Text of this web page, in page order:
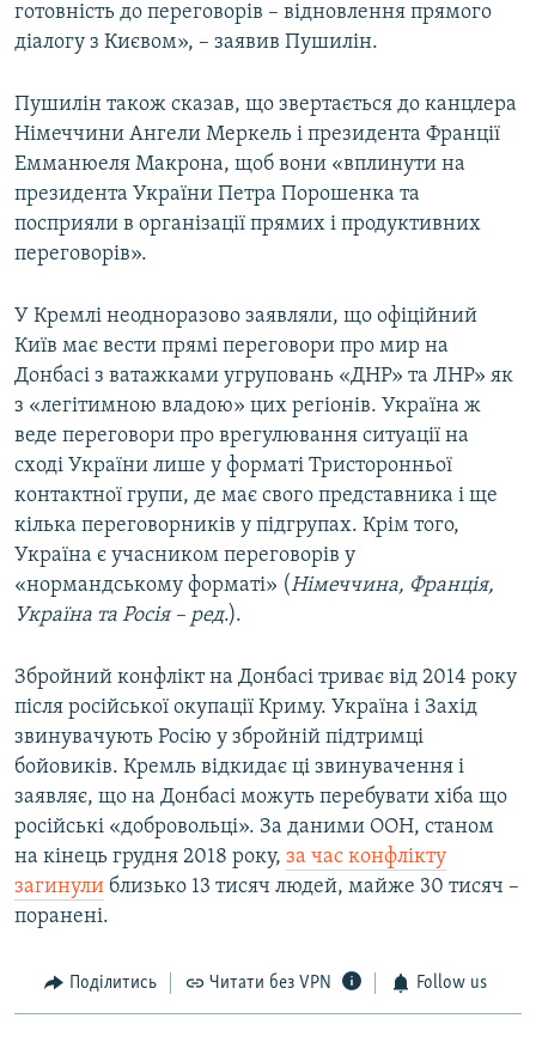
готовність до переговорів – відновлення прямого
діалогу з Києвом», – заявив Пушилін.
Пушилін також сказав, що звертається до канцлера
Німеччини Ангели Меркель і президента Франції
Емманюеля Макрона, щоб вони «вплинути на
президента України Петра Порошенка та
посприяли в організації прямих і продуктивних
переговорів».
У Кремлі неодноразово заявляли, що офіційний
Київ має вести прямі переговори про мир на
Донбасі з ватажками угруповань «ДНР» та ЛНР» як
з «легітимною владою» цих регіонів. Україна ж
веде переговори про врегулювання ситуації на
сході України лише у форматі Тристоронньої
контактної групи, де має свого представника і ще
кілька переговорників у підгрупах. Крім того,
Україна є учасником переговорів у
«нормандському форматі» (Німеччина, Франція,
Україна та Росія – ред.).​
Збройний конфлікт на Донбасі триває від 2014 року
після російської окупації Криму. Україна і Захід
звинувачують Росію у збройній підтримці
бойовиків. Кремль відкидає ці звинувачення і
заявляє, що на Донбасі можуть перебувати хіба що
російські «добровольці». За даними ООН, станом
на кінець грудня 2018 року, за час конфлікту
загинули близько 13 тисяч людей, майже 30 тисяч –
поранені.
Поділитись Читати без VPN Follow us